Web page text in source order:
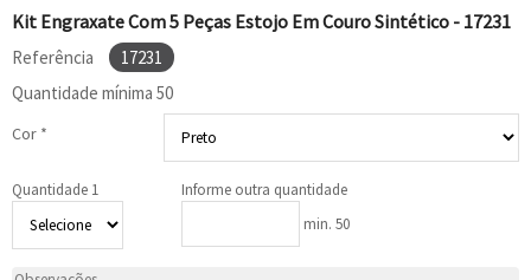
Kit Engraxate Com 5 Peças Estojo Em Couro Sintético - 17231
Referência
17231
Quantidade mínima 50
Cor *
Quantidade 1
Informe outra quantidade
min. 50